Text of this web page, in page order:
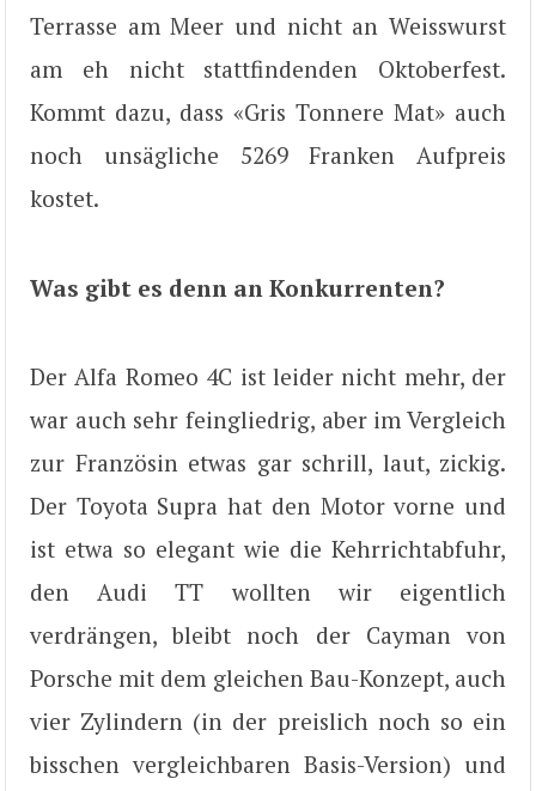
Terrasse am Meer und nicht an Weisswurst
am eh nicht stattfindenden Oktoberfest.
Kommt dazu, dass «Gris Tonnere Mat» auch
noch unsägliche 5269 Franken Aufpreis
kostet.
Was gibt es denn an Konkurrenten?
Der Alfa Romeo 4C ist leider nicht mehr, der
war auch sehr feingliedrig, aber im Vergleich
zur Französin etwas gar schrill, laut, zickig.
Der Toyota Supra hat den Motor vorne und
ist etwa so elegant wie die Kehrrichtabfuhr,
den Audi TT wollten wir eigentlich
verdrängen, bleibt noch der Cayman von
Porsche mit dem gleichen Bau-Konzept, auch
vier Zylindern (in der preislich noch so ein
bisschen vergleichbaren Basis-Version) und